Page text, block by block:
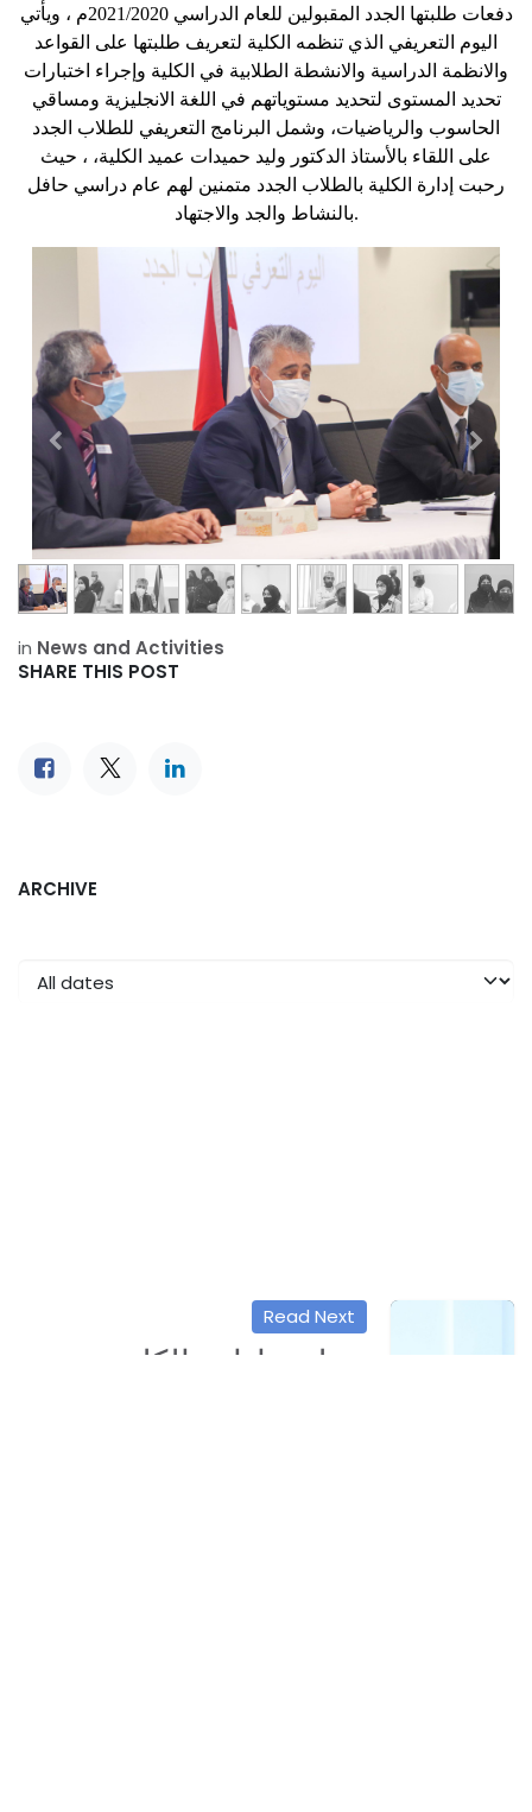
دفعات طلبتها الجدد المقبولين للعام الدراسي 2021/2020م ، ويأتي
اليوم التعريفي الذي تنظمه الكلية لتعريف طلبتها على القواعد
والانظمة الدراسية والانشطة الطلابية في الكلية وإجراء اختبارات
تحديد المستوى لتحديد مستوياتهم في اللغة الانجليزية ومساقي
الحاسوب والرياضيات، وشمل البرنامج التعريفي للطلاب الجدد
على اللقاء بالأستاذ الدكتور وليد حميدات عميد الكلية، ، حيث
رحبت إدارة الكلية بالطلاب الجدد متمنين لهم عام دراسي حافل
بالنشاط والجد والاجتهاد.
in News and Activities
SHARE THIS POST
ARCHIVE
Read Next
مجلس إدارة الكلية يجتمع